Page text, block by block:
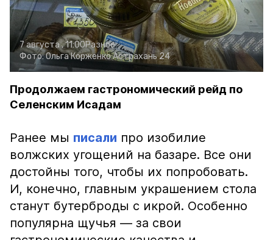
7 августа , 11:00Разное
Фото:Ольга КорженкоАстрахань 24
Продолжаем гастрономический рейд по
Селенским Исадам
Ранее мы писали про изобилие
волжских угощений на базаре. Все они
достойны того, чтобы их попробовать.
И, конечно, главным украшением стола
станут бутерброды с икрой. Особенно
популярна щучья — за свои